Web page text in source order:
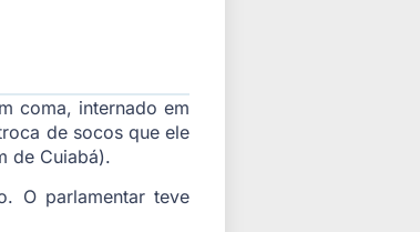
coma, internado em
de socos que ele
de Cuiabá).
O parlamentar teve